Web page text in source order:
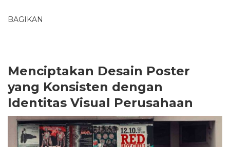
BAGIKAN
Menciptakan Desain Poster
yang Konsisten dengan
Identitas Visual Perusahaan